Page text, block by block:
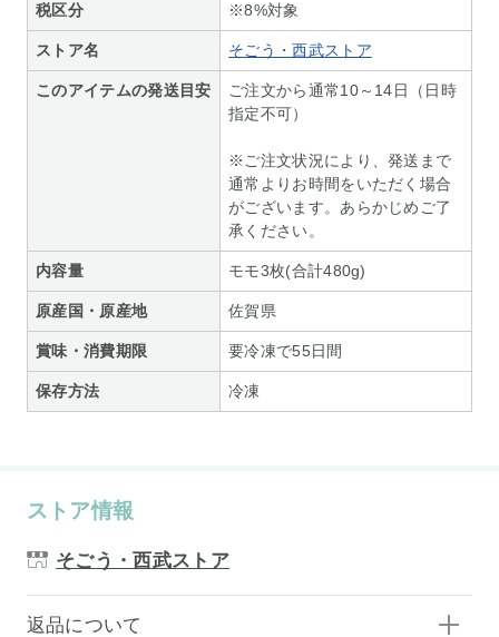
税区分 ※8%対象
ストア名 そごう・西武ストア
このアイテムの発送目安
ご注文から通常10～14日（日時
指定不可）
※ご注文状況により、発送まで
通常よりお時間をいただく場合
がございます。あらかじめご了
承ください。
内容量 モモ3枚(合計480g)
原産国・原産地 佐賀県
賞味・消費期限 要冷凍で55日間
保存方法 冷凍
ストア情報
そごう・西武ストア
返品について